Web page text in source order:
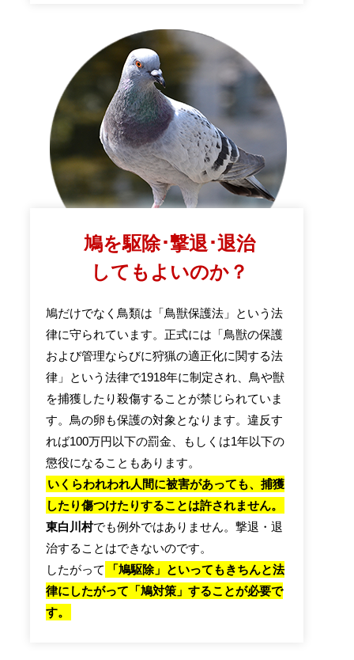
鳩を駆除･撃退･退治
してもよいのか？
鳩だけでなく鳥類は「鳥獣保護法」という法
律に守られています。正式には「鳥獣の保護
および管理ならびに狩猟の適正化に関する法
律」という法律で1918年に制定され、鳥や獣
を捕獲したり殺傷することが禁じられていま
す。鳥の卵も保護の対象となります。違反す
れば100万円以下の罰金、もしくは1年以下の
懲役になることもあります。
いくらわれわれ人間に被害があっても、捕獲
したり傷つけたりすることは許されません。
東白川村でも例外ではありません。撃退・退
治することはできないのです。
したがって
「鳩駆除」といってもきちんと法
律にしたがって「鳩対策」することが必要で
す。